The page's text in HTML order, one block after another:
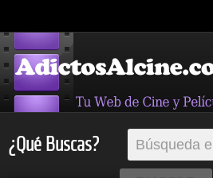
¿Qué Buscas?